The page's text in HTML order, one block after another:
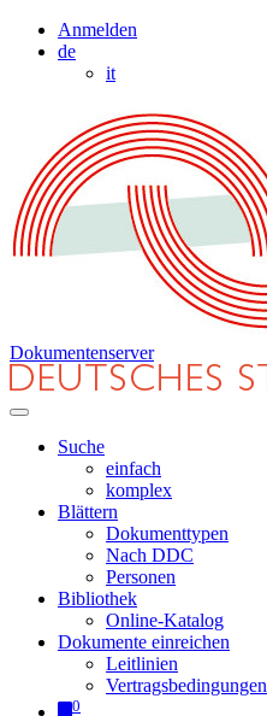
Anmelden
de
it
Dokumentenserver
Suche
einfach
komplex
Blättern
Dokumenttypen
Nach DDC
Personen
Bibliothek
Online-Katalog
Dokumente einreichen
Leitlinien
Vertragsbedingungen
0